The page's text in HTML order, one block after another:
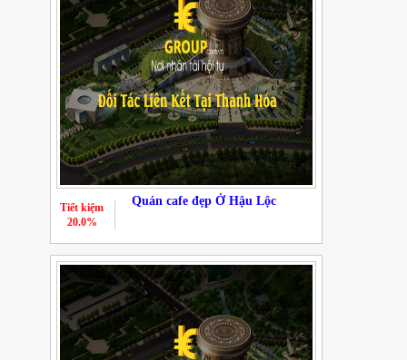
Quán cafe đẹp Ở Hậu Lộc
Tiết kiệm
20.0%